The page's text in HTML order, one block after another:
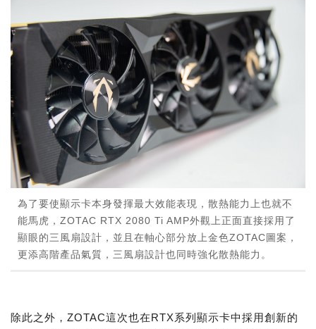
為了要使顯示卡本身發揮最大效能表現，散熱能力上也就不
能馬虎，ZOTAC RTX 2080 Ti AMP外觀上正面直接採用了
顯眼的三風扇設計，並且在軸心部分放上金色ZOTAC圖案，
更添高階產品氣質，三風扇設計也同時強化散熱能力。
除此之外，ZOTAC這次也在RTX系列顯示卡中採用創新的